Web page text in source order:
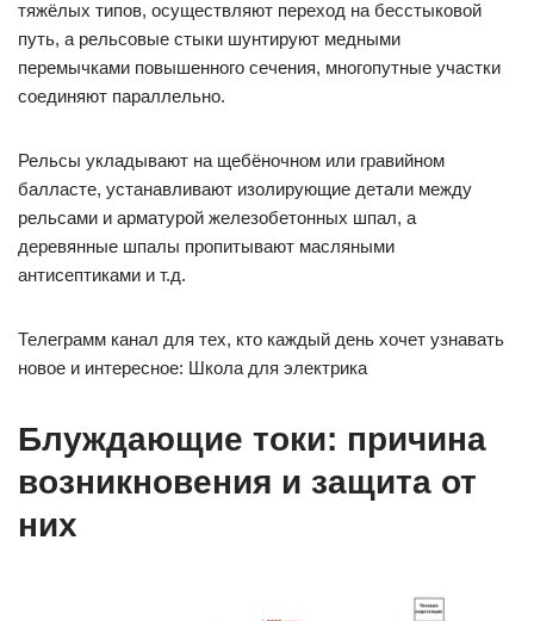
тяжёлых типов, осуществляют переход на бесстыковой
путь, а рельсовые стыки шунтируют медными
перемычками повышенного сечения, многопутные участки
соединяют параллельно.
Рельсы укладывают на щебёночном или гравийном
балласте, устанавливают изолирующие детали между
рельсами и арматурой железобетонных шпал, а
деревянные шпалы пропитывают масляными
антисептиками и т.д.
Телеграмм канал для тех, кто каждый день хочет узнавать
новое и интересное: Школа для электрика
Блуждающие токи: причина
возникновения и защита от
них